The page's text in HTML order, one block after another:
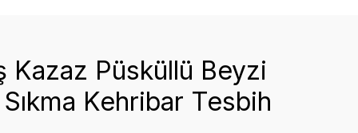
Kazaz Püsküllü Beyzi
Kehribar Tesbih